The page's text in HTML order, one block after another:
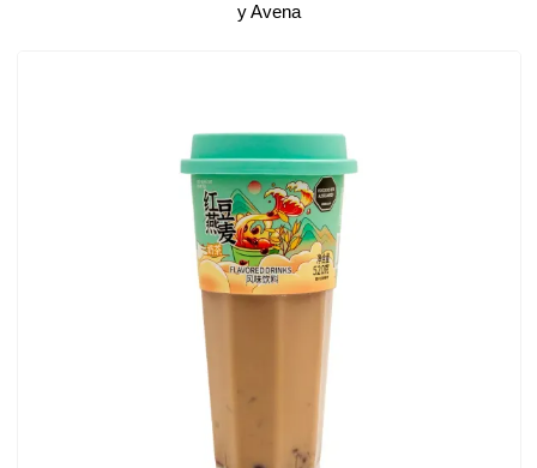
y Avena